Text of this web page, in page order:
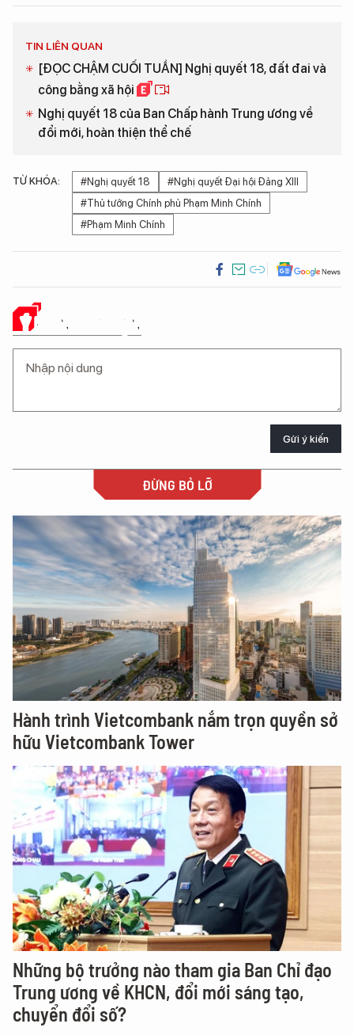
TIN LIÊN QUAN
[ĐỌC CHẬM CUỐI TUẦN] Nghị quyết 18, đất đai và
công bằng xã hội
Nghị quyết 18 của Ban Chấp hành Trung ương về
đổi mới, hoàn thiện thể chế
TỪ KHÓA: #Nghị quyết 18
#Nghị quyết Đại hội Đảng XIII
#Thủ tướng Chính phủ Phạm Minh Chính
#Phạm Minh Chính
Ý KIẾN CỦA BẠN
Gửi ý kiến
ĐỪNG BỎ LỠ
Hành trình Vietcombank nắm trọn quyền sở
hữu Vietcombank Tower
Những bộ trưởng nào tham gia Ban Chỉ đạo
Trung ương về KHCN, đổi mới sáng tạo,
chuyển đổi số?